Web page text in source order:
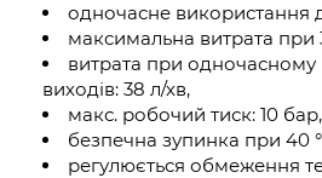
одночасне використання
максимальна витрата при
витрата при одночасному
виходів: 38 л/хв,
макс. робочий тиск: 10 бар,
безпечна зупинка при 40
регулюється обмеження